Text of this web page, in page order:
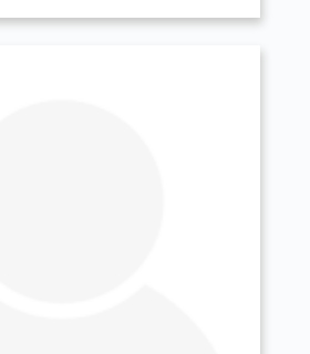
Aubette 78250